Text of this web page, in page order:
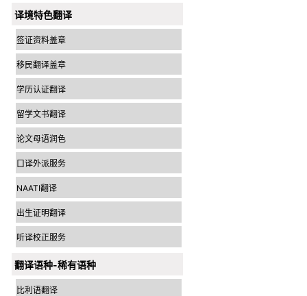
译境特色翻译
签证资料盖章
移民翻译盖章
学历认证翻译
留学文书翻译
论文母语润色
口译外派服务
NAATI翻译
出生证明翻译
听译校正服务
翻译语种-稀有语种
比利语翻译